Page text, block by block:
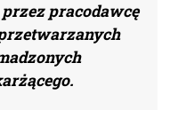
akceptujępracodawcę